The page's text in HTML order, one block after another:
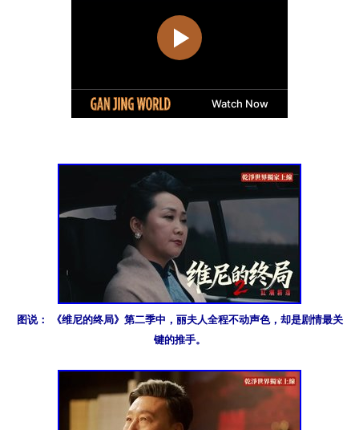
图说： 《维尼的终局》第二季中，丽夫人全程不动声色，却是剧情最关
键的推手。